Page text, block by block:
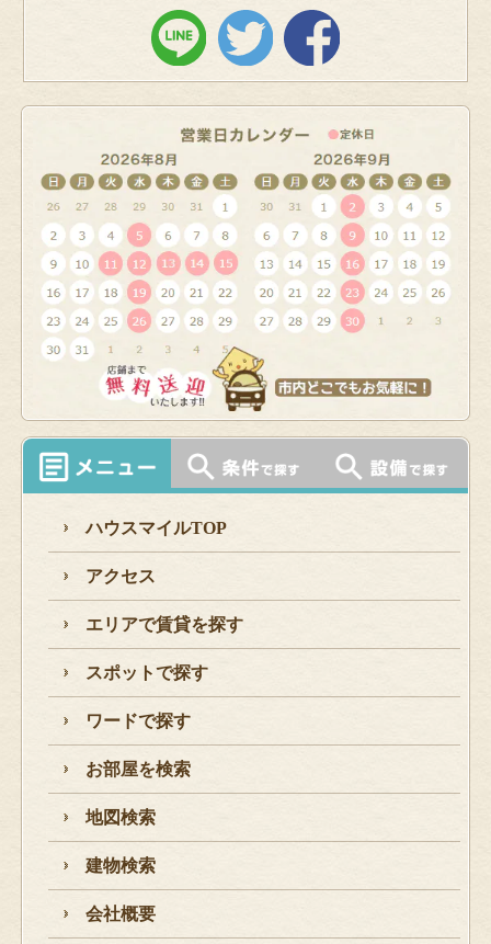
ハウスマイルTOP
アクセス
エリアで賃貸を探す
スポットで探す
ワードで探す
お部屋を検索
地図検索
建物検索
会社概要